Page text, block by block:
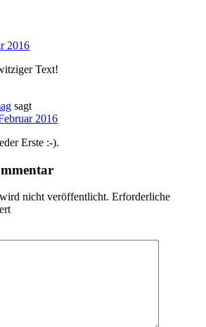
2016
Text!
sagt
2016
Erste :-).
nicht veröffentlicht. Erforderliche